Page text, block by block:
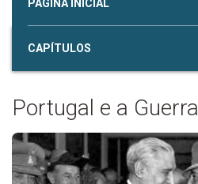
PÁGINA INICIAL
CAPÍTULOS
Portugal e a Guerra